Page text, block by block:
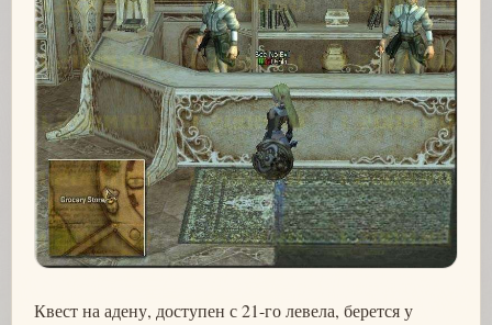
Квест на адену, доступен с 21-го левела, берется у